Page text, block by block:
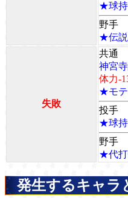
★球
野手
★伝説
失敗
共通
神宮
体力-
★モテ
投手
★球
野手
★代
発生するキャラ